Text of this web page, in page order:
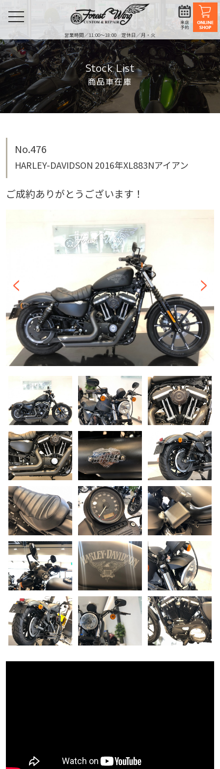
営業時間／11:00〜18:00 定休日／月・火
toggle
navigation
Stock List
商品車在庫
No.476
HARLEY-DAVIDSON 2016年XL883Nアイアン
ご成約ありがとうございます！